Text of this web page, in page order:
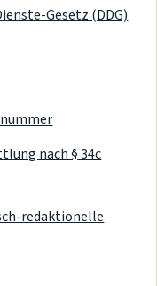
Gesetz (DDG)
nach § 34c
redaktionelle